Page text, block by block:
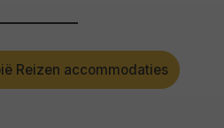
Reizen accommodaties